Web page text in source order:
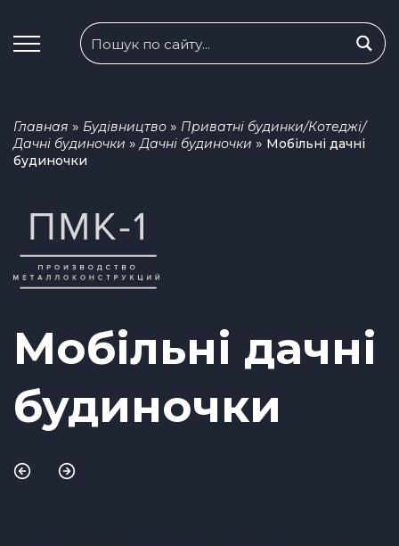
Главная » Будівництво » Приватні будинки/Котеджі/
Дачні будиночки »Дачні будиночки » Мобільні дачні
будиночки
Мобільні дачні
будиночки